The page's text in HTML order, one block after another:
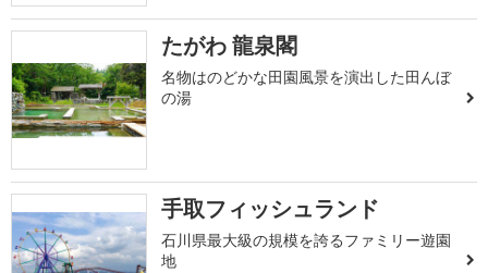
たがわ 龍泉閣
名物はのどかな田園風景を演出した田んぼ
の湯
手取フィッシュランド
石川県最大級の規模を誇るファミリー遊園
地